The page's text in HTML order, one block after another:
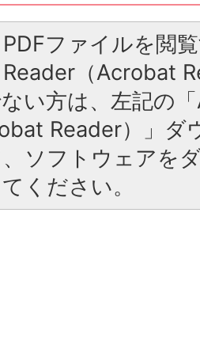
PDFファイルを閲
Reader（Acrobat
い方は、左記の
Reader）」ダ
ソフトウェアを
ください。